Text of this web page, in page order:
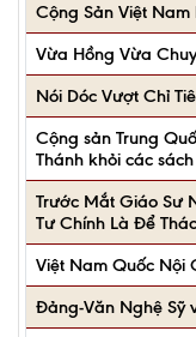
Cộng Sản Việt
Vừa Hồng Vừa
Nói Dóc Vượt Chỉ
Cộng sản Trung
Thánh khỏi các
Trước Mắt Giáo Sư
Tư Chính Là Để
Việt Nam Quốc Nội
Đảng-Văn Nghệ Sỹ